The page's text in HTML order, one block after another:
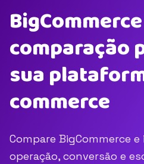
comparação
sua
commerce
Compare BigCommerce
operação, conversão e